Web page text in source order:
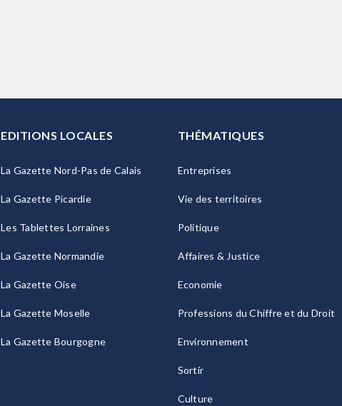
EDITIONS LOCALES
La Gazette Nord-Pas de Calais
La Gazette Picardie
Les Tablettes Lorraines
La Gazette Normandie
La Gazette Oise
La Gazette Moselle
La Gazette Bourgogne
THÉMATIQUES
Entreprises
Vie des territoires
Politique
Affaires & Justice
Economie
Professions du Chiffre et du Droit
Environnement
Sortir
Culture